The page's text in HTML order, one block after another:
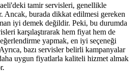
tamir servisleri, genellikle
Ancak, burada dikkat edilmesi gereken
iyi demek değildir. Peki, bu durumda
karşılaştırarak hem fiyat hem de
yapmak, en iyi seçeneği
bazı servisler belirli kampanyalar
uygun fiyatlarla kaliteli hizmet almak